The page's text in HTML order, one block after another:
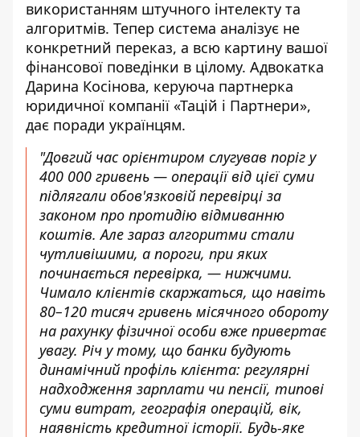
використанням штучного інтелекту та
алгоритмів. Тепер система аналізує не
конкретний переказ, а всю картину вашої
фінансової поведінки в цілому. Адвокатка
Дарина Косінова, керуюча партнерка
юридичної компанії «Тацій і Партнери»,
дає поради українцям.
"Довгий час орієнтиром слугував поріг у
400 000 гривень — операції від цієї суми
підлягали обов'язковій перевірці за
законом про протидію відмиванню
коштів. Але зараз алгоритми стали
чутливішими, а пороги, при яких
починається перевірка, — нижчими.
Чимало клієнтів скаржаться, що навіть
80–120 тисяч гривень місячного обороту
на рахунку фізичної особи вже привертає
увагу. Річ у тому, що банки будують
динамічний профіль клієнта: регулярні
надходження зарплати чи пенсії, типові
суми витрат, географія операцій, вік,
наявність кредитної історії. Будь-яке